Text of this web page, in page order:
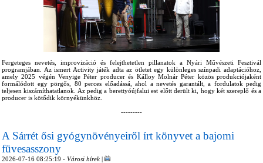
Fergeteges nevetés, improvizáció és felejthetetlen pillanatok a Nyári Művészeti Fesztivál
programjában. Az ismert Activity játék adta az ötletet egy különleges színpadi adaptációhoz,
amely 2025 végén Venyige Péter producer és Kálloy Molnár Péter közös produkciójaként
formálódott egy pörgős, 80 perces előadássá, ahol a nevetés garantált, a fordulatok pedig
teljesen kiszámíthatatlanok. Az pedig a berettyóújfalui est előtt derült ki, hogy két szereplő és a
producer is kötődik környékünkhöz.
---------
A Sárrét ősi gyógynövényeiről írt könyvet a bajomi
füvesasszony
2026-07-16 08:25:19 - Városi hírek |